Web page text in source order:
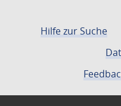
Hilfe zur Suche